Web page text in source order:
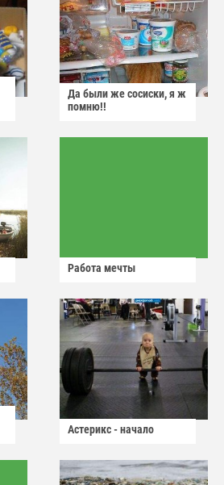
Да были же сосиски, я ж
помню!!
Работа мечты
Астерикс - начало